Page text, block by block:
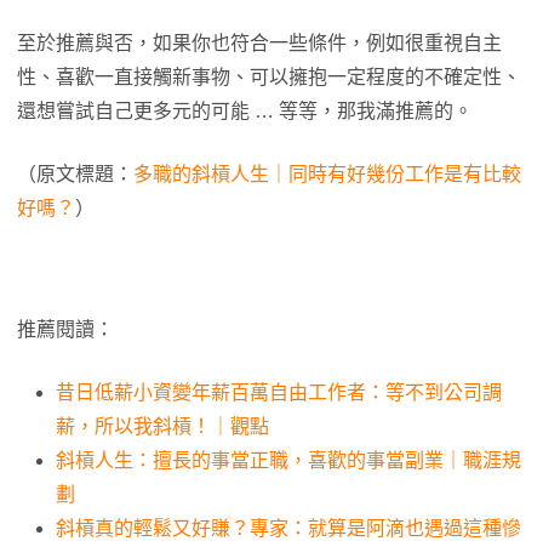
至於推薦與否，如果你也符合一些條件，例如很重視自主
性、喜歡一直接觸新事物、可以擁抱一定程度的不確定性、
還想嘗試自己更多元的可能 … 等等，那我滿推薦的。
（原文標題： 多職的斜槓人生｜同時有好幾份工作是有比較
好嗎？ ）
推薦閱讀：
昔日低薪小資變年薪百萬自由工作者：等不到公司調
薪，所以我斜槓！｜觀點
斜槓人生：擅長的事當正職，喜歡的事當副業｜職涯規
劃
斜槓真的輕鬆又好賺？專家：就算是阿滴也遇過這種慘